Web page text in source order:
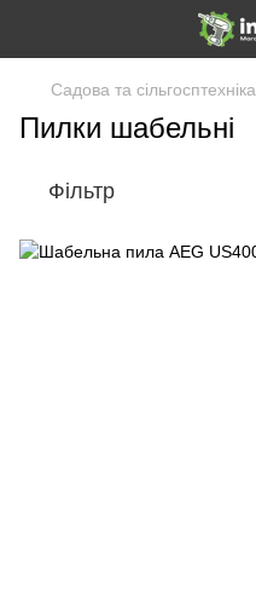
Садова та сільгосптехніка
Пилки шабельні
Фільтр